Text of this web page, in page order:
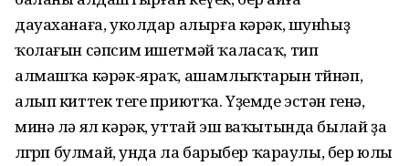
дауаханаға, уколдар алырға кәрәк, шунһыҙ
ҡолағын сәпсим ишетмәй ҡаласаҡ, тип
алмашҡа кәрәк-яраҡ, ашамлыҡтарын төйнәп,
алып киттек теге приютҡа. Үҙемде эстән генә,
минә лә ял кәрәк, уттай эш ваҡытында былай ҙа
өлгөрөп булмай, унда ла барыбер ҡараулы, бер юлы